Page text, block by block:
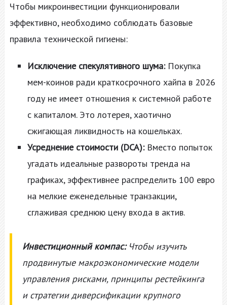
Чтобы микроинвестиции функционировали
эффективно, необходимо соблюдать базовые
правила технической гигиены:
Исключение спекулятивного шума:Покупка
мем-коинов ради краткосрочного хайпа в 2026
году не имеет отношения к системной работе
с капиталом. Это лотерея, хаотично
сжигающая ликвидность на кошельках.
Усреднение стоимости (DCA):Вместо попыток
угадать идеальные развороты тренда на
графиках, эффективнее распределить 100 евро
на мелкие еженедельные транзакции,
сглаживая среднюю цену входа в актив.
Инвестиционный компас:Чтобы изучить
продвинутые макроэкономические модели
управления рисками, принципы рестейкинга
и стратегии диверсификации крупного